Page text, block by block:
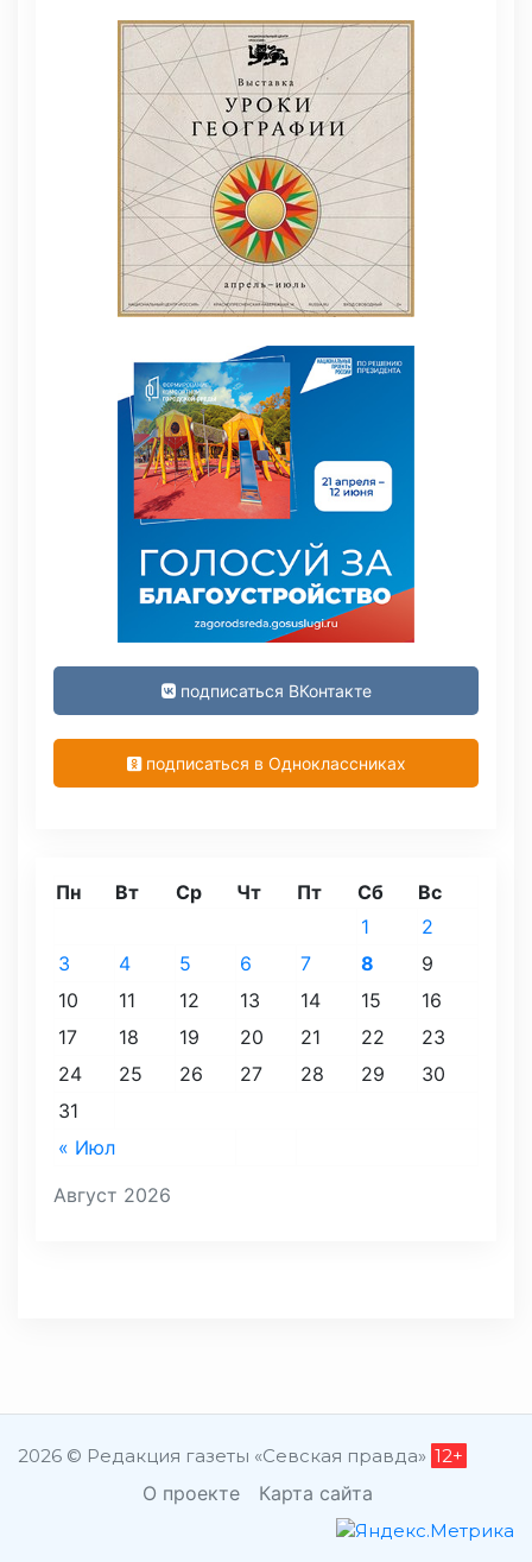
подписаться ВКонтакте
подписаться в Одноклассниках
Август 2026
Пн Вт Ср Чт Пт Сб Вс
« Июл
1
2
3
4 5 6 7 8
9
10
11 12 13 14 15
16
17
18 19 20 21 22
23
24
25 26 27 28 29
30
31
2026 © Редакция газеты «Севская правда» 12+
О проекте Карта сайта